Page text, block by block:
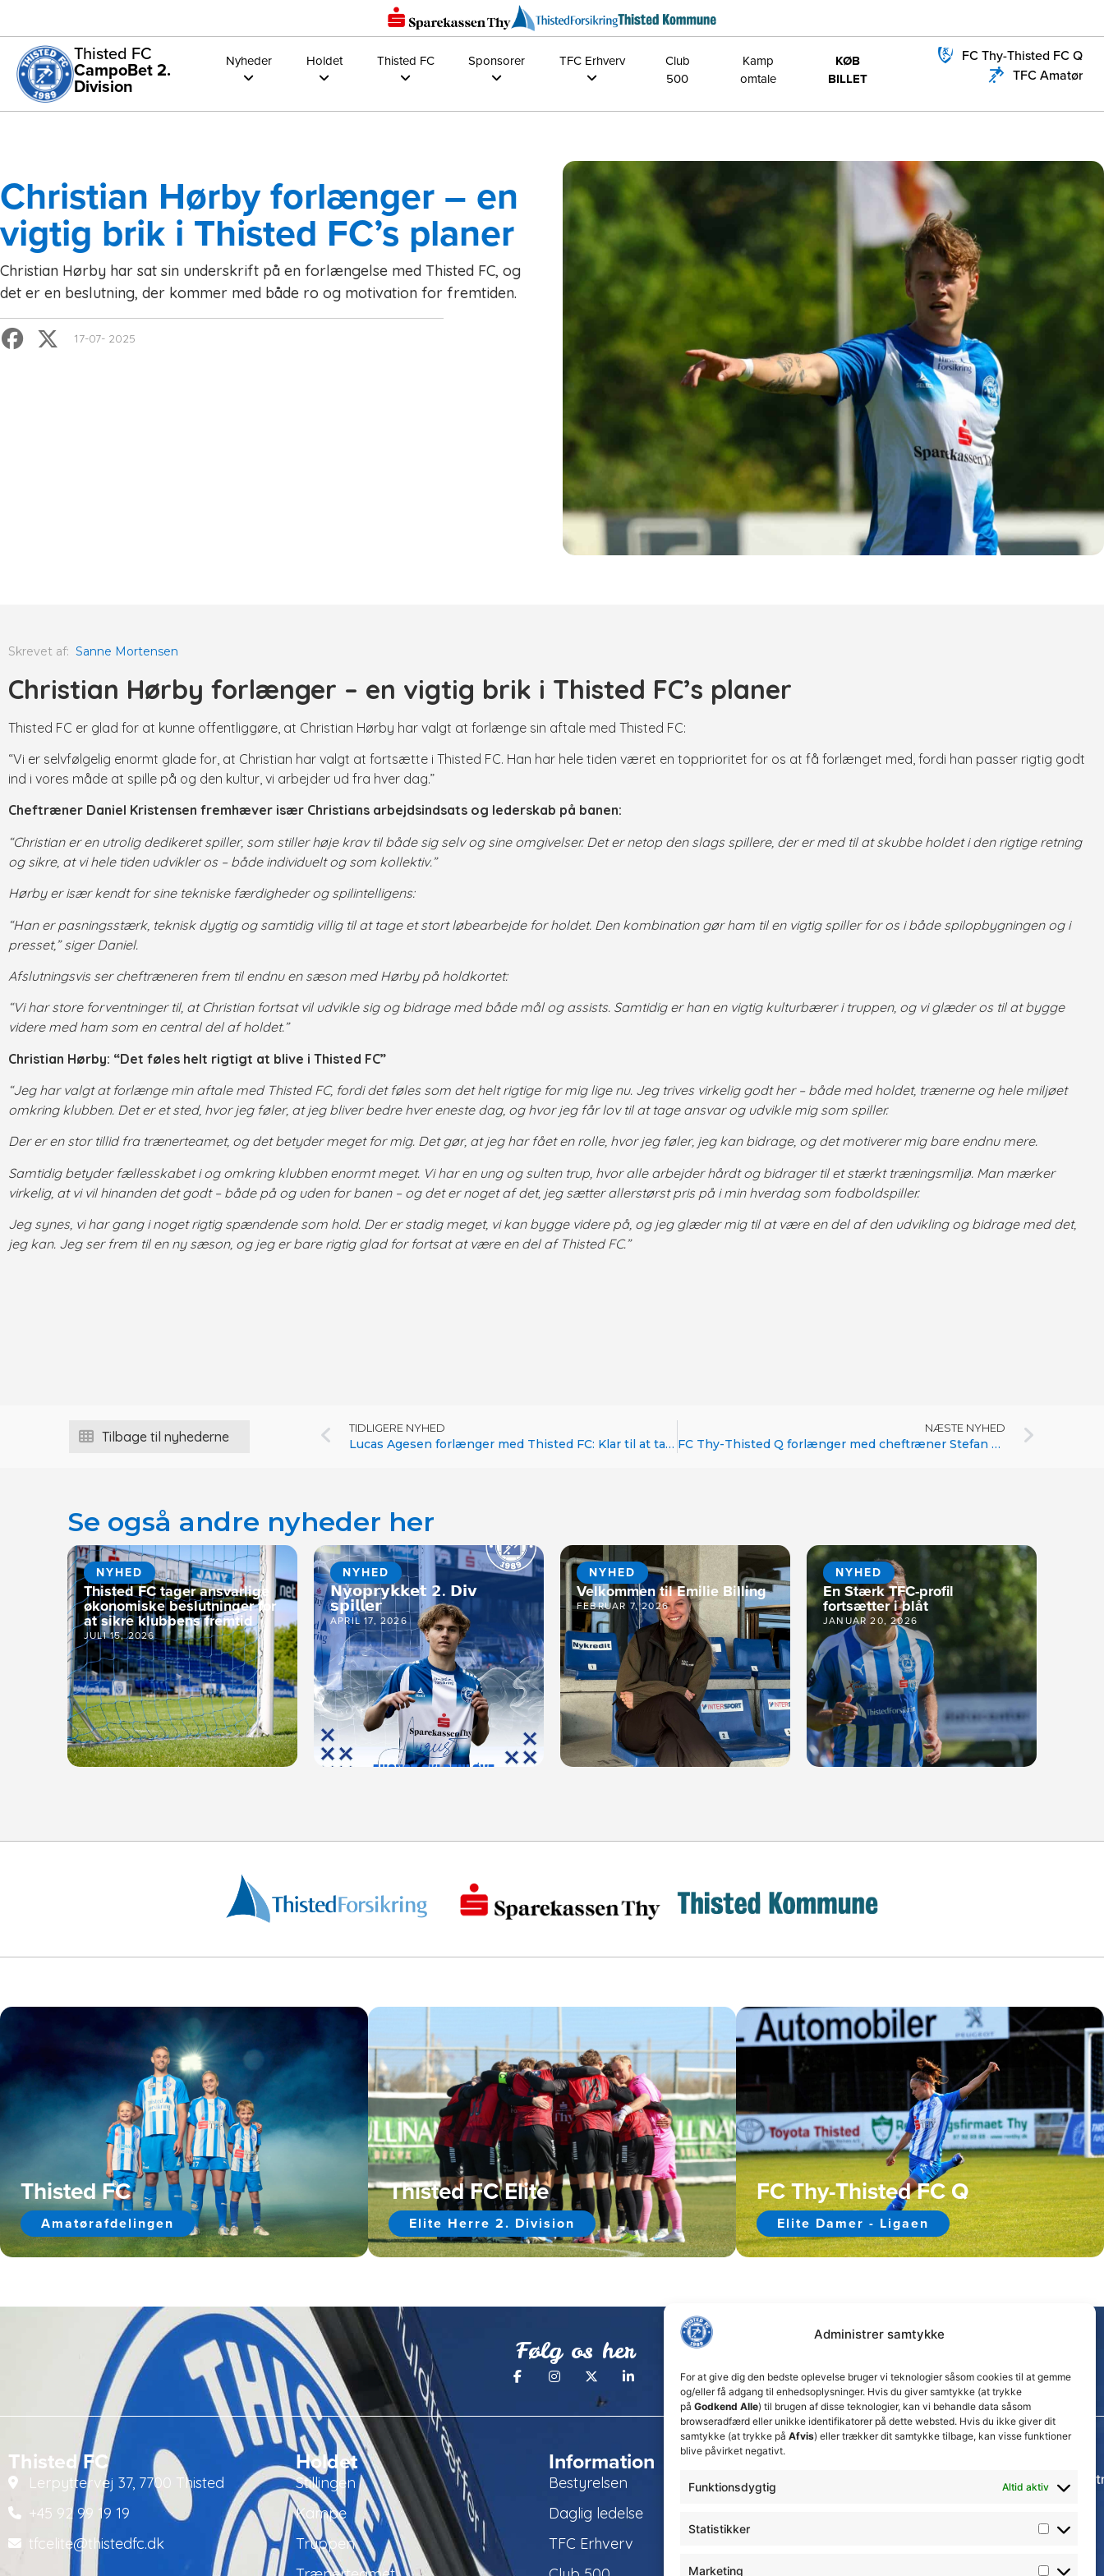
Administrer samtykke
For at give dig den bedste oplevelse bruger vi teknologier såsom cookies til at gemme
og/eller få adgang til enhedsoplysninger. Hvis du giver samtykke (at trykke
på Godkend Alle) til brugen af disse teknologier, kan vi behandle data såsom
browseradfærd eller unikke identifikatorer på dette websted. Hvis du ikke giver dit
samtykke (at trykke på Afvis) eller trækker dit samtykke tilbage, kan visse funktioner
blive påvirket negativt.
Funktionsdygtig Altid aktiv
Statistikker
Marketing
Thisted FC
CampoBet 2.
Division
Nyheder Holdet Thisted FC Sponsorer TFC Erhverv
Club
500
Kamp
omtale
KØB
BILLET
FC Thy-Thisted FC Q
TFC Amatør
Christian Hørby forlænger – en
vigtig brik i Thisted FC’s planer
Christian Hørby har sat sin underskrift på en forlængelse med Thisted FC, og
det er en beslutning, der kommer med både ro og motivation for fremtiden.
17-07- 2025
Skrevet af: Sanne Mortensen
Christian Hørby forlænger – en vigtig brik i Thisted FC’s planer
Thisted FC er glad for at kunne offentliggøre, at Christian Hørby har valgt at forlænge sin aftale med Thisted FC:
“Vi er selvfølgelig enormt glade for, at Christian har valgt at fortsætte i Thisted FC. Han har hele tiden været en topprioritet for os at få forlænget med, fordi han passer rigtig godt
ind i vores måde at spille på og den kultur, vi arbejder ud fra hver dag.”
Cheftræner Daniel Kristensen fremhæver især Christians arbejdsindsats og lederskab på banen:
“Christian er en utrolig dedikeret spiller, som stiller høje krav til både sig selv og sine omgivelser. Det er netop den slags spillere, der er med til at skubbe holdet i den rigtige retning
og sikre, at vi hele tiden udvikler os – både individuelt og som kollektiv.”
Hørby er især kendt for sine tekniske færdigheder og spilintelligens:
“Han er pasningsstærk, teknisk dygtig og samtidig villig til at tage et stort løbearbejde for holdet. Den kombination gør ham til en vigtig spiller for os i både spilopbygningen og i
presset,” siger Daniel.
Afslutningsvis ser cheftræneren frem til endnu en sæson med Hørby på holdkortet:
“Vi har store forventninger til, at Christian fortsat vil udvikle sig og bidrage med både mål og assists. Samtidig er han en vigtig kulturbærer i truppen, og vi glæder os til at bygge
videre med ham som en central del af holdet.”
Christian Hørby: “Det føles helt rigtigt at blive i Thisted FC”
“Jeg har valgt at forlænge min aftale med Thisted FC, fordi det føles som det helt rigtige for mig lige nu. Jeg trives virkelig godt her – både med holdet, trænerne og hele miljøet
omkring klubben. Det er et sted, hvor jeg føler, at jeg bliver bedre hver eneste dag, og hvor jeg får lov til at tage ansvar og udvikle mig som spiller.
Der er en stor tillid fra trænerteamet, og det betyder meget for mig. Det gør, at jeg har fået en rolle, hvor jeg føler, jeg kan bidrage, og det motiverer mig bare endnu mere.
Samtidig betyder fællesskabet i og omkring klubben enormt meget. Vi har en ung og sulten trup, hvor alle arbejder hårdt og bidrager til et stærkt træningsmiljø. Man mærker
virkelig, at vi vil hinanden det godt – både på og uden for banen – og det er noget af det, jeg sætter allerstørst pris på i min hverdag som fodboldspiller.
Jeg synes, vi har gang i noget rigtig spændende som hold. Der er stadig meget, vi kan bygge videre på, og jeg glæder mig til at være en del af den udvikling og bidrage med det,
jeg kan. Jeg ser frem til en ny sæson, og jeg er bare rigtig glad for fortsat at være en del af Thisted FC.”
Tilbage til nyhederne
TIDLIGERE NYHED
Lucas Agesen forlænger med Thisted FC: Klar til at tage næste skridt
NÆSTE NYHED
FC Thy-Thisted Q forlænger med cheftræner Stefan Madsen: Sætter kurs mod Kvindeligaen
Se også andre nyheder her
NYHED
Thisted FC tager ansvarlige
økonomiske beslutninger for
at sikre klubbens fremtid
JULI 15, 2026
NYHED
𝗡𝘆𝗼𝗽𝗿𝘆𝗸𝗸𝗲𝘁 𝟮. 𝗗𝗶𝘃
𝘀𝗽𝗶𝗹𝗹𝗲𝗿
APRIL 17, 2026
NYHED
Velkommen til Emilie Billing
FEBRUAR 7, 2026
NYHED
En Stærk TFC-profil
fortsætter i blåt
JANUAR 20, 2026
Thisted FC
Amatørafdelingen
Thisted FC Elite
Elite Herre 2. Division
FC Thy-Thisted FC Q
Elite Damer - Ligaen
Følg os her
Thisted FC
Lerpyttervej 37, 7700 Thisted
+45 92 99 19 19
tfcelite@thistedfc.dk
Holdet
Stillingen
Kampe
Truppen
Information
Bestyrelsen
Daglig ledelse
TFC Erhverv
Thisted FC tager ansvarlige økonomiske
for at sikre klubbens fremtid
𝗡𝘆𝗼𝗽𝗿𝘆𝗸𝗸𝗲𝘁 𝟮. 𝗗𝗶𝘃 𝘀𝗽𝗶𝗹𝗹𝗲𝗿